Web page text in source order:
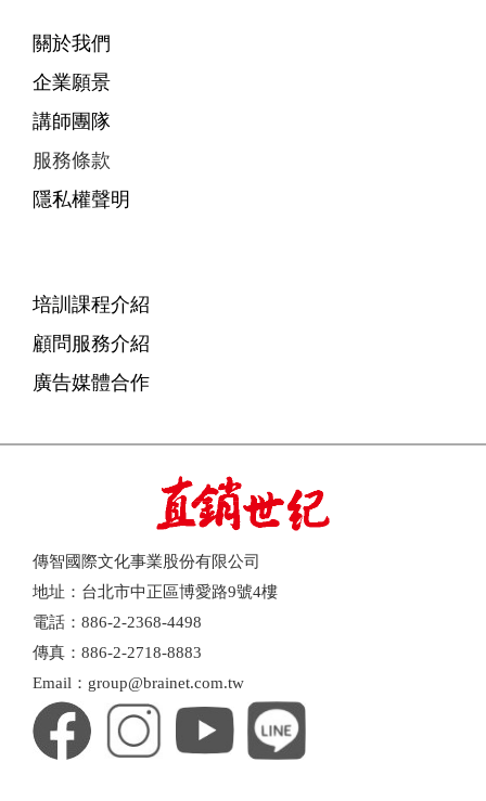
關於我們
企業願景
講師團隊
服務條款
隱私權聲明
培訓課程介紹
顧問服務介紹
廣告媒體合作
傳智國際文化事業股份有限公司
地址：台北市中正區博愛路9號4樓
電話：886-2-2368-4498
傳真：886-2-2718-8883
Email：group@brainet.com.tw